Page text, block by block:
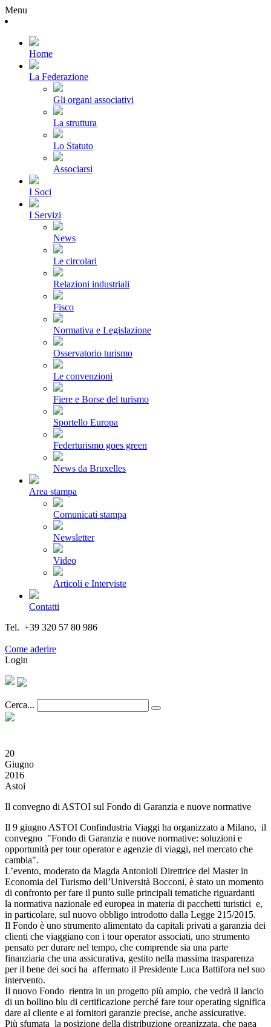
Menu
Home
La Federazione
Gli organi associativi
La struttura
Lo Statuto
Associarsi
I Soci
I Servizi
News
Le circolari
Relazioni industriali
Fisco
Normativa e Legislazione
Osservatorio turismo
Le convenzioni
Fiere e Borse del turismo
Sportello Europa
Federturismo goes green
News da Bruxelles
Area stampa
Comunicati stampa
Newsletter
Video
Articoli e Interviste
Contatti
Tel. +39 320 57 80 986
Come aderire
Login
Cerca...
20
Giugno
2016
Astoi
Il convegno di ASTOI sul Fondo di Garanzia e nuove normative
Il 9 giugno ASTOI Confindustria Viaggi ha organizzato a Milano, il
convegno "Fondo di Garanzia e nuove normative: soluzioni e
opportunità per tour operator e agenzie di viaggi, nel mercato che
cambia".
L’evento, moderato da Magda Antonioli Direttrice del Master in
Economia del Turismo dell’Università Bocconi, è stato un momento
di confronto per fare il punto sulle principali tematiche riguardanti
la normativa nazionale ed europea in materia di pacchetti turistici e,
in particolare, sul nuovo obbligo introdotto dalla Legge 215/2015.
Il Fondo è uno strumento alimentato da capitali privati a garanzia dei
clienti che viaggiano con i tour operator associati, uno strumento
pensato per durare nel tempo, che comprende sia una parte
finanziaria che una assicurativa, gestito nella massima trasparenza
per il bene dei soci ha affermato il Presidente Luca Battifora nel suo
intervento.
Il nuovo Fondo rientra in un progetto più ampio, che vedrà il lancio
di un bollino blu di certificazione perché fare tour operating significa
dare al cliente e ai fornitori garanzie precise, anche assicurative.
Più sfumata la posizione della distribuzione organizzata, che paga